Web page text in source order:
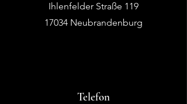
Ihlenfelder Straße 119
17034 Neubrandenburg
Telefon